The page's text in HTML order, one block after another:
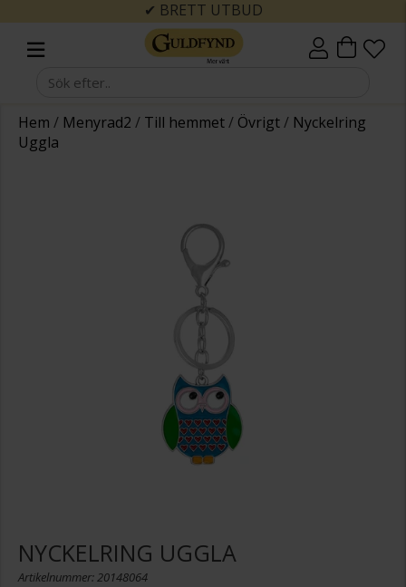
✔ BRETT UTBUD
Hem / Menyrad2 / Till hemmet/ Övrigt/ Nyckelring
Uggla
NYCKELRING UGGLA
Artikelnummer: 20148064